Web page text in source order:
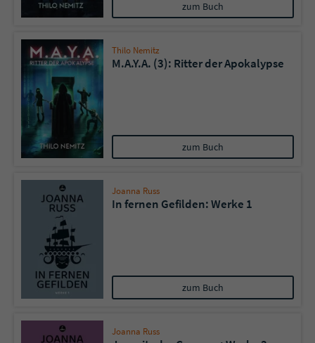
zum Buch
Thilo Nemitz
M.A.Y.A. (3): Ritter der Apokalypse
zum Buch
Joanna Russ
In fernen Gefilden: Werke 1
zum Buch
Joanna Russ